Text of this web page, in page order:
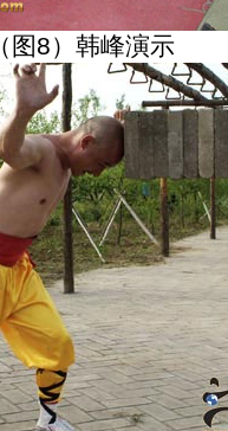
（图8）韩峰演示